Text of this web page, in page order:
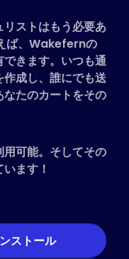
ストはもう必要あ
ば、Wakefernの
きます。いつも通
成し、誰にでも送
たのカートをその
可能。そしてその
ます！
ストール